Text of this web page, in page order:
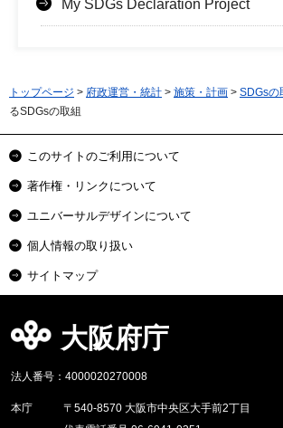
My SDGs Declaration Project
トップページ > 府政運営・統計 > 施策・計画 > SDGsの
るSDGsの取組
このサイトのご利用について
著作権・リンクについて
ユニバーサルデザインについて
個人情報の取り扱い
サイトマップ
大阪府庁
法人番号：4000020270008
本庁
〒540-8570 大阪市中央区大手前2丁目